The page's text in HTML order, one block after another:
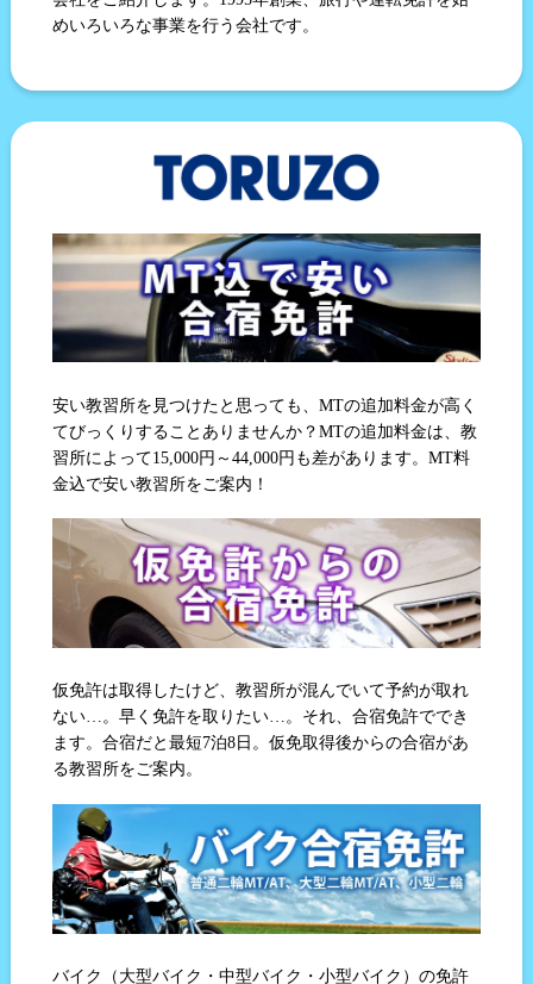
めいろいろな事業を行う会社です。
安い教習所を見つけたと思っても、MTの追加料金が高く
てびっくりすることありませんか？MTの追加料金は、教
習所によって15,000円～44,000円も差があります。MT料
金込で安い教習所をご案内！
仮免許は取得したけど、教習所が混んでいて予約が取れ
ない…。早く免許を取りたい…。それ、合宿免許ででき
ます。合宿だと最短7泊8日。仮免取得後からの合宿があ
る教習所をご案内。
バイク（大型バイク・中型バイク・小型バイク）の免許